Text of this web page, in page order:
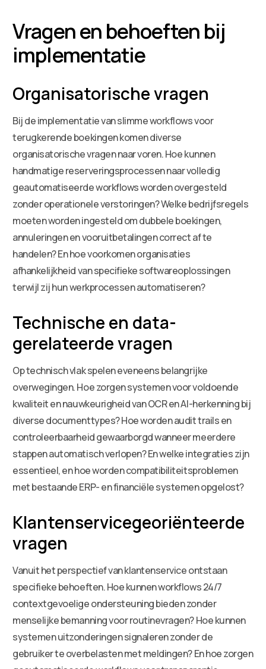
Vragen en behoeften bij
implementatie
Organisatorische vragen
Bij de implementatie van slimme workflows voor
terugkerende boekingen komen diverse
organisatorische vragen naar voren. Hoe kunnen
handmatige reserveringsprocessen naar volledig
geautomatiseerde workflows worden overgesteld
zonder operationele verstoringen? Welke bedrijfsregels
moeten worden ingesteld om dubbele boekingen,
annuleringen en vooruitbetalingen correct af te
handelen? En hoe voorkomen organisaties
afhankelijkheid van specifieke softwareoplossingen
terwijl zij hun werkprocessen automatiseren?
Technische en data-
gerelateerde vragen
Op technisch vlak spelen eveneens belangrijke
overwegingen. Hoe zorgen systemen voor voldoende
kwaliteit en nauwkeurigheid van OCR en AI-herkenning bij
diverse documenttypes? Hoe worden audit trails en
controleerbaarheid gewaarborgd wanneer meerdere
stappen automatisch verlopen? En welke integraties zijn
essentieel, en hoe worden compatibiliteitsproblemen
met bestaande ERP- en financiële systemen opgelost?
Klantenservicegeoriënteerde
vragen
Vanuit het perspectief van klantenservice ontstaan
specifieke behoeften. Hoe kunnen workflows 24/7
contextgevoelige ondersteuning bieden zonder
menselijke bemanning voor routinevragen? Hoe kunnen
systemen uitzonderingen signaleren zonder de
gebruiker te overbelasten met meldingen? En hoe zorgen